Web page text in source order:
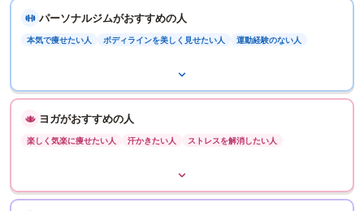
パーソナルジムがおすすめの人
本気で痩せたい人 ボディラインを美しく見せたい人 運動経験のない人
ヨガがおすすめの人
楽しく気楽に痩せたい人 汗かきたい人 ストレスを解消したい人